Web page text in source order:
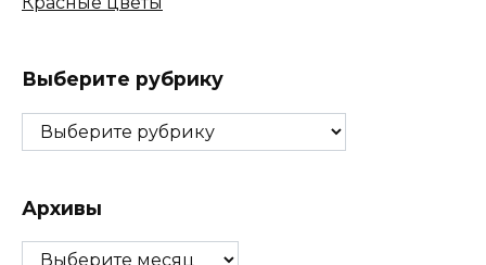
Выберите рубрику
Выберите
рубрику
Архивы
Архивы